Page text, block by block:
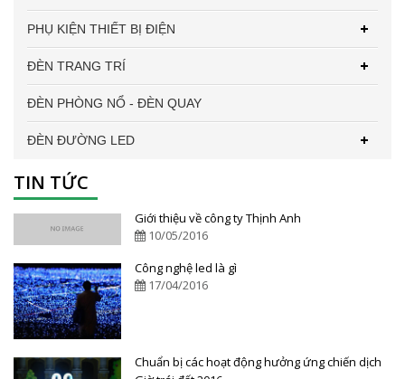
PHỤ KIỆN THIẾT BỊ ĐIỆN
ĐÈN TRANG TRÍ
ĐÈN PHÒNG NỔ - ĐÈN QUAY
ĐÈN ĐƯỜNG LED
TIN TỨC
Giới thiệu về công ty Thịnh Anh
10/05/2016
Công nghệ led là gì
17/04/2016
Chuẩn bị các hoạt động hưởng ứng chiến dịch